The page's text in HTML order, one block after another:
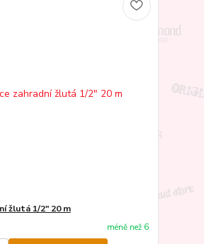
žlutá 1/2" 20 m
méně než 6